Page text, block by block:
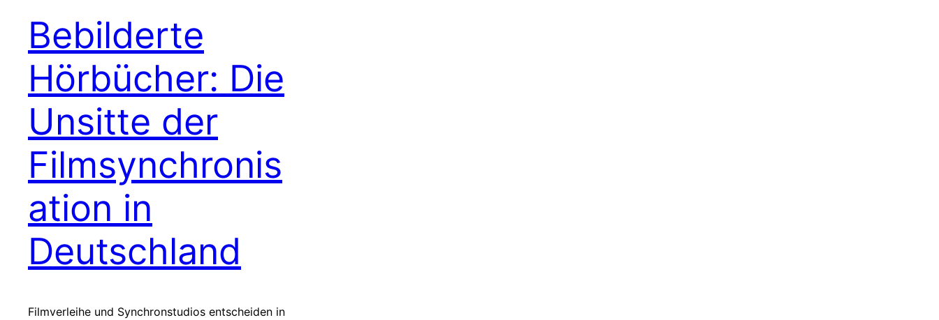
Bebilderte
Hörbücher: Die
Unsitte der
Filmsynchronis
ation in
Deutschland
Filmverleihe und Synchronstudios entscheiden in